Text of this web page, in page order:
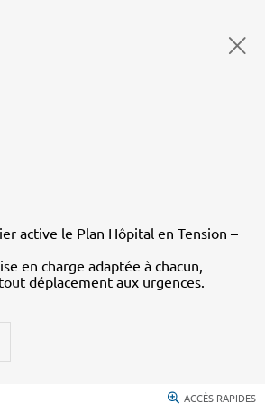
active le Plan Hôpital en Tension –
en charge adaptée à chacun,
déplacement aux urgences.
ACCÈS RAPIDES